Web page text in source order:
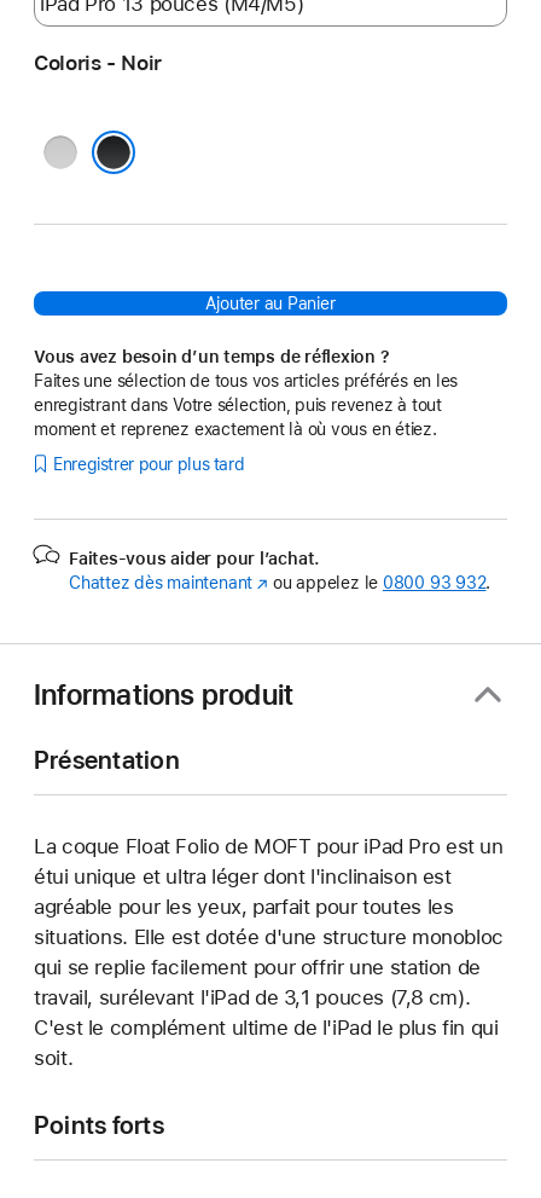
Coloris - Noir
Blanc
Ajouter au Panier
Vous avez besoin d’un temps de réflexion ?
Faites une sélection de tous vos articles préférés en les
enregistrant dans Votre sélection, puis revenez à tout
moment et reprenez exactement là où vous en étiez.
Enregistrer pour plus tard
Faites-vous aider pour l’achat.
Chattez dès maintenant (s’ouvre
ou appelez le 0800 93 932.
Informations produit
Présentation
La coque Float Folio de MOFT pour iPad Pro est un
étui unique et ultra léger dont l'inclinaison est
agréable pour les yeux, parfait pour toutes les
situations. Elle est dotée d'une structure monobloc
qui se replie facilement pour offrir une station de
travail, surélevant l'iPad de 3,1 pouces (7,8 cm).
C'est le complément ultime de l'iPad le plus fin qui
soit.
Points forts